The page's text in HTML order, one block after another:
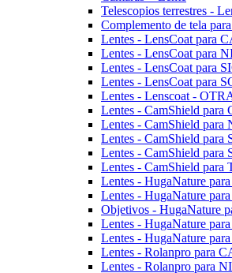
Telescopios terrestres -
Complemento de tela
Lentes - LensCoat para
Lentes - LensCoat para
Lentes - LensCoat para
Lentes - LensCoat para
Lentes - Lenscoat -
Lentes - CamShield para
Lentes - CamShield para
Lentes - CamShield para
Lentes - CamShield para
Lentes - CamShield para
Lentes - HugaNature
Lentes - HugaNature
Objetivos - HugaNature
Lentes - HugaNature
Lentes - HugaNature
Lentes - Rolanpro para
Lentes - Rolanpro para